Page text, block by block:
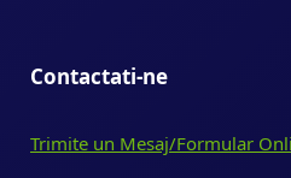
Contactati-ne
Trimite un Mesaj/Formular